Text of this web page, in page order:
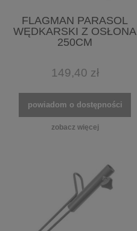
FLAGMAN PARASOL
WĘDKARSKI Z OSŁONA
250CM
149,40 zł
powiadom o dostępności
zobacz więcej